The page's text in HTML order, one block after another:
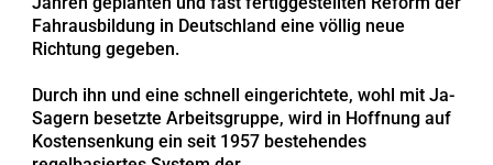
Fahrausbildung in Deutschland eine völlig neue
Richtung gegeben.
Durch ihn und eine schnell eingerichtete, wohl mit Ja-
Sagern besetzte Arbeitsgruppe, wird in Hoffnung auf
Kostensenkung ein seit 1957 bestehendes